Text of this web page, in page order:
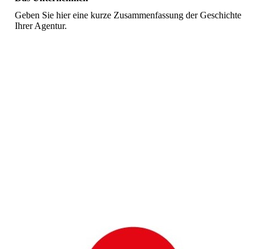
Geben Sie hier eine kurze Zusammenfassung der Geschichte
Ihrer Agentur.